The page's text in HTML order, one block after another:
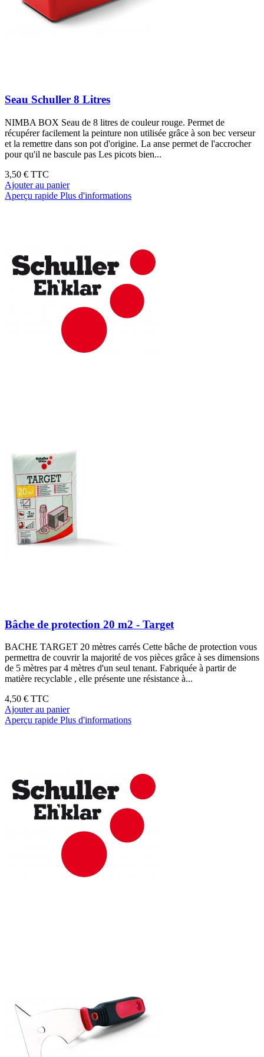
Seau Schuller 8 Litres
NIMBA BOX Seau de 8 litres de couleur rouge. Permet de
récupérer facilement la peinture non utilisée grâce à son bec verseur
et la remettre dans son pot d'origine. La anse permet de l'accrocher
pour qu'il ne bascule pas Les picots bien...
3,50 € TTC
Ajouter au panier
Aperçu rapide Plus d'informations
Bâche de protection 20 m2 - Target
BACHE TARGET 20 mètres carrés Cette bâche de protection vous
permettra de couvrir la majorité de vos pièces grâce à ses dimensions
de 5 mètres par 4 mètres d'un seul tenant. Fabriquée à partir de
matière recyclable , elle présente une résistance à...
4,50 € TTC
Ajouter au panier
Aperçu rapide Plus d'informations